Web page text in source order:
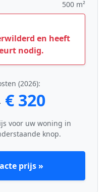
500 m²
en heeft
nodig.
(2026):
€ 320
voor uw woning in
knop.
prijs »